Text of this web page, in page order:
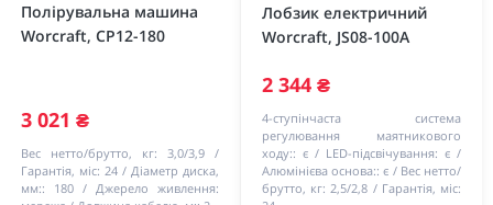
Полірувальна машина
Worcraft, CP12-180
3 021 ₴
Вес нетто/брутто, кг:
3,0/3,9
Гарантія, міс: 24
Діаметр диска,
мм::
180
Джерело живлення:
Лобзик електричний
Worcraft, JS08-100A
2 344 ₴
4-ступінчаста система
регулювання маятникового
ходу:: є LED-підсвічування: є
Алюмінієва основа:: є
Вес нетто/
брутто, кг: 2,5/2,8
Гарантія, міс: